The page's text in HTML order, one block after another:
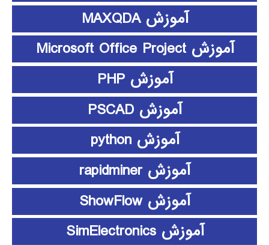
آموزش MAXQDA
آموزش Microsoft Office Project
آموزش PHP
آموزش PSCAD
آموزش python
آموزش rapidminer
آموزش ShowFlow
آموزش SimElectronics